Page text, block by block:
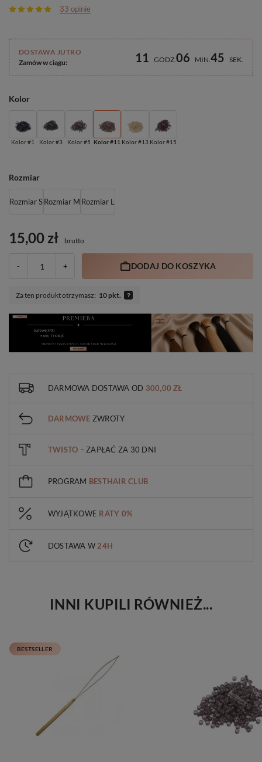
33 opinie
Kolor
Kolor #1 Kolor #3 Kolor #5 Kolor #11 Kolor #13 Kolor #15
Rozmiar
Rozmiar SRozmiar M Rozmiar L
DOSTAWA JUTRO
Zamów w ciągu:
11 GODZ06 MIN45 SEK
15,00 zł brutto
- + DODAJ DO KOSZYKA
Za ten produkt otrzymasz: 10 pkt.
DARMOWA DOSTAWA OD 300,00 ZŁ
DARMOWE ZWROTY
TWISTO – ZAPŁAĆ ZA 30 DNI
PROGRAM BESTHAIR CLUB
WYJĄTKOWE RATY 0%
DOSTAWA W 24H
INNI KUPILI RÓWNIEŻ...
BESTSELLER